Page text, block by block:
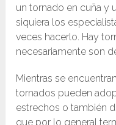
un tornado en cuña y
siquiera los
veces hacerlo. Hay
necesariamente son
Mientras se
tornados pueden
estrechos o también
que por lo general